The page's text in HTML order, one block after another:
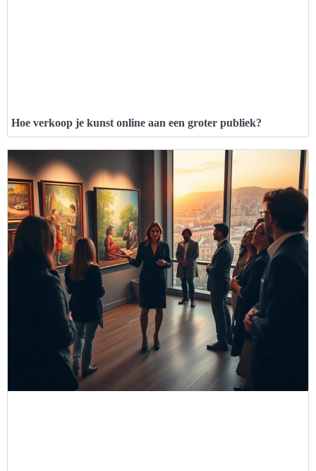
Hoe verkoop je kunst online aan een groter publiek?